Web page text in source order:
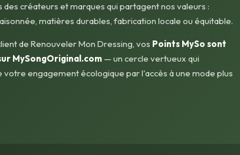
créateurs et marques qui partagent nos valeurs :
matières durables, fabrication locale ou équitable.
de Renouveler Mon Dressing, vos Points MySo sont
MySongOriginal.com — un cercle vertueux qui
engagement écologique par l'accès à une mode plus